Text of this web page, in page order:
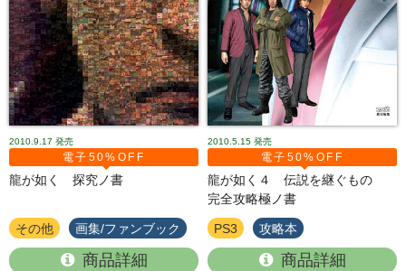
2010.9.17 発売
電子50%OFF
龍が如く 探究ノ書
その他 画集/ファンブック
商品詳細
2010.5.15 発売
電子50%OFF
龍が如く４ 伝説を継ぐもの
完全攻略極ノ書
PS3 攻略本
商品詳細